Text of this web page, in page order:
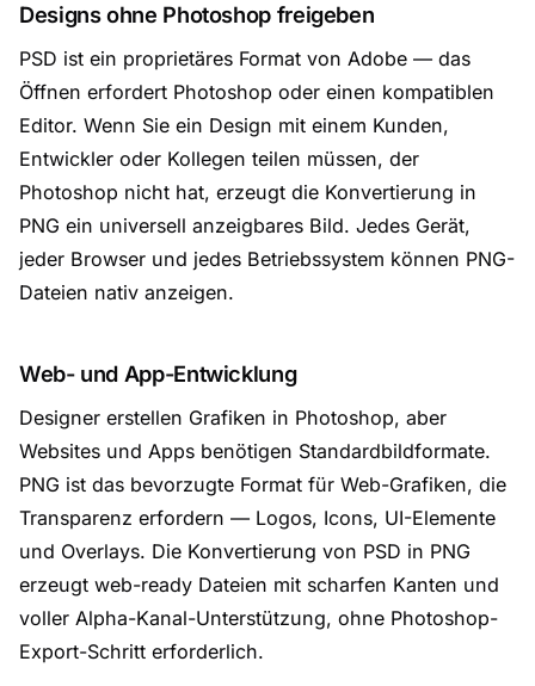
Designs ohne Photoshop freigeben
PSD ist ein proprietäres Format von Adobe — das
Öffnen erfordert Photoshop oder einen kompatiblen
Editor. Wenn Sie ein Design mit einem Kunden,
Entwickler oder Kollegen teilen müssen, der
Photoshop nicht hat, erzeugt die Konvertierung in
PNG ein universell anzeigbares Bild. Jedes Gerät,
jeder Browser und jedes Betriebssystem können PNG-
Dateien nativ anzeigen.
Web- und App-Entwicklung
Designer erstellen Grafiken in Photoshop, aber
Websites und Apps benötigen Standardbildformate.
PNG ist das bevorzugte Format für Web-Grafiken, die
Transparenz erfordern — Logos, Icons, UI-Elemente
und Overlays. Die Konvertierung von PSD in PNG
erzeugt web-ready Dateien mit scharfen Kanten und
voller Alpha-Kanal-Unterstützung, ohne Photoshop-
Export-Schritt erforderlich.